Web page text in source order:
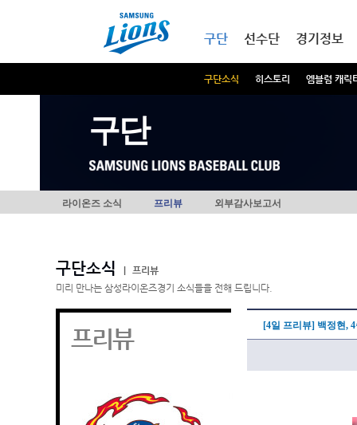
구단
구단소식 히스토리 엠블럼 캐릭
선수단 경기정보
구단
라이온즈 소식 프리뷰 외부감사보고서
구단소식
프리뷰
미리 만나는 삼성라이온즈경기 소식들을 전해 드립니다.
프리뷰 [4일 프리뷰] 백정현,